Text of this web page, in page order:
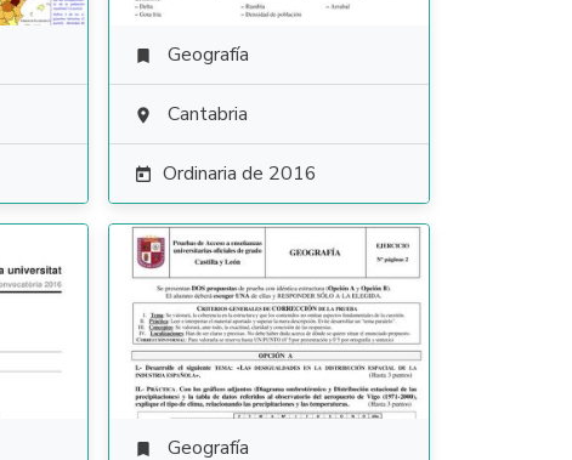
 Geografía
 Cantabria
 Ordinaria de 2016
 Geografía